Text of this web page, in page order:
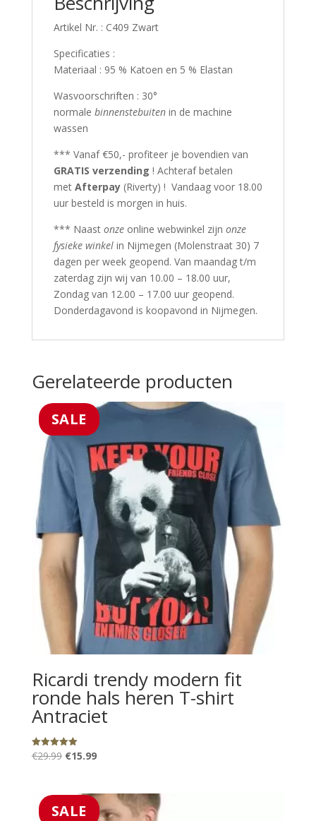
Artikel Nr. : C409 Zwart
Specificaties :
Materiaal : 95 % Katoen en 5 % Elastan
Wasvoorschriften : 30°
normale binnenstebuiten in de machine
wassen
*** Vanaf €50,- profiteer je bovendien van
GRATIS verzending ! Achteraf betalen
met Afterpay(Riverty) ! Vandaag voor 18.00
uur besteld is morgen in huis.
*** Naast onzeonline webwinkel zijn onze
fysieke winkelin Nijmegen (Molenstraat 30) 7
dagen per week geopend. Van maandag t/m
zaterdag zijn wij van 10.00 – 18.00 uur,
Zondag van 12.00 – 17.00 uur geopend.
Donderdagavond is koopavond in Nijmegen.
Gerelateerde producten
SALE
Ricardi trendy modern fit
ronde hals heren T-shirt
Antraciet
Gewaardeerd
5.00
€29.99 Oorspronkelijke
€29.99.
€15.99Huidige
€15.99.
SALE